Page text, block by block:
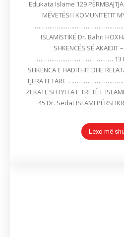
Edukata Islame 129 PËRMBAJTJA EDITORIAL NJË SHEKULL
MËVETËSI I KOMUNITETIT
ISLAMISTIKË Dr. Bahri
SHKENCËS SË AKAIDIT
……………………………………… 13
SHKENCA E HADITHIT DHE
TJERA FETARE
ZEKATI, SHTYLLA E TRETË E
45 Dr. Sedat ISLAMI
Lexo më